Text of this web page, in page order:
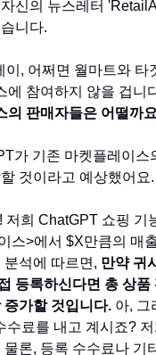
신의 뉴스레터
니다.
이, 어쩌면 월마트와 타
에 참여하지 않을 겁니
의 판매자들은 어떨까
가 기존 마켓플레이스
것이라고 예상했어요.
저희 ChatGPT 쇼핑 기
스>에서 $X만큼의 매
분석에 따르면, 만약 귀
등록하신다면 총 상품
증가할 것입니다. 아, 그
수료를 내고 계시죠?
물론, 등록 수수료나 기